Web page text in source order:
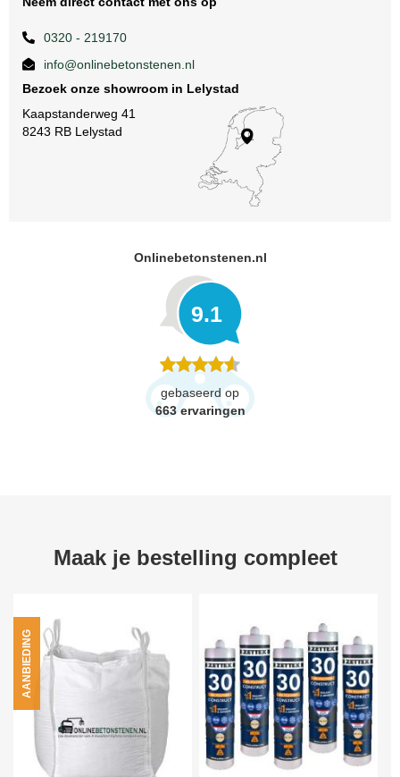
0320 - 219170
info@onlinebetonstenen.nl
Bezoek onze showroom in Lelystad
Kaapstanderweg 41
8243 RB Lelystad
Onlinebetonstenen.nl
9.1
gebaseerd op
663 ervaringen
Maak je bestelling compleet
AANBIEDING